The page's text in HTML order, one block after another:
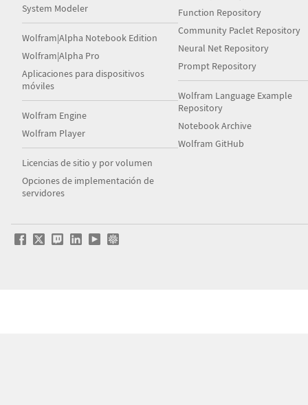
System Modeler
Wolfram|Alpha Notebook Edition
Wolfram|Alpha Pro
Aplicaciones para dispositivos
móviles
Wolfram Engine
Wolfram Player
Licencias de sitio y por volumen
Opciones de implementación de
servidores
Function Repository
Community Paclet Repository
Neural Net Repository
Prompt Repository
Wolfram Language Example
Repository
Notebook Archive
Wolfram GitHub